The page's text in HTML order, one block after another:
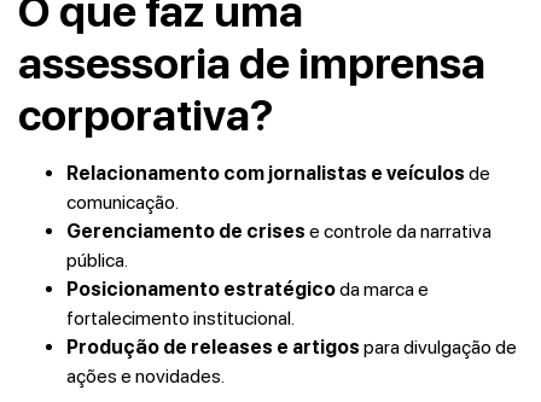
O que faz uma
assessoria de imprensa
corporativa?
Relacionamento com jornalistas e veículos de
comunicação.
Gerenciamento de crises e controle da narrativa
pública.
Posicionamento estratégicoda marca e
fortalecimento institucional.
Produção de releases e artigos para divulgação de
ações e novidades.